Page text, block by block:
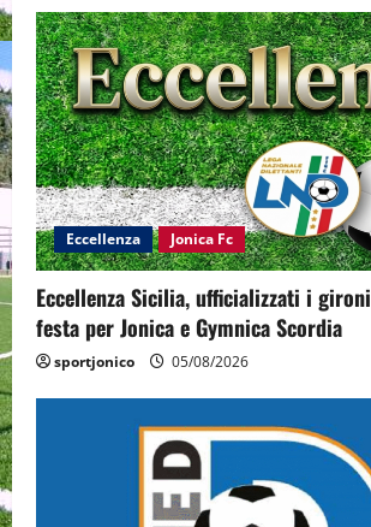
Eccellenza Jonica Fc
Eccellenza Sicilia, ufficializzati i
festa per Jonica e Gymnica Scordia
sportjonico 05/08/2026